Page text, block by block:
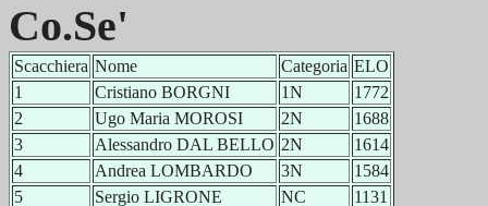
Co.Se'
Scacchiera Nome Categoria ELO
1
Cristiano BORGNI 1N
1772
2
Ugo Maria MOROSI 2N
1688
3
Alessandro DAL BELLO 2N
1614
4
Andrea LOMBARDO 3N
1584
5
Sergio LIGRONE NC
1131